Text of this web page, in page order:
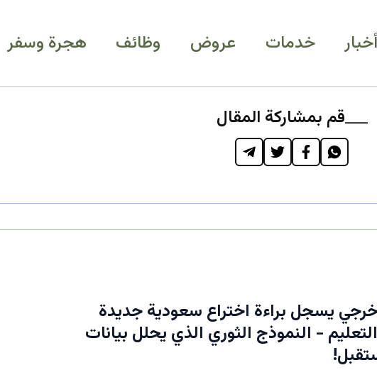
أخبار خدمات عروض وظائف هجرة وسفر
قم بمشاركة المقال
يسجل براءة اختراع سعودية جديدة
- النموذج الثوري الذي يحلل بيانات